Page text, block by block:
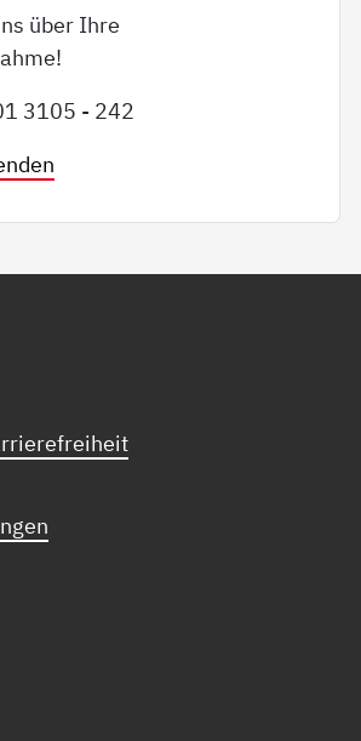
über Ihre
3105 - 242